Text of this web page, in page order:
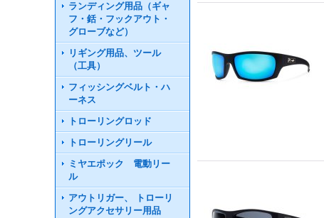
ランディング用品（ギャ
フ・銛・フックアウト・
グローブなど）
リギング用品、ツール
（工具）
フィッシングベルト・ハ
ーネス
トローリングロッド
トローリングリール
ミヤエポック 電動リー
ル
アウトリガー、 トローリ
ングアクセサリー用品